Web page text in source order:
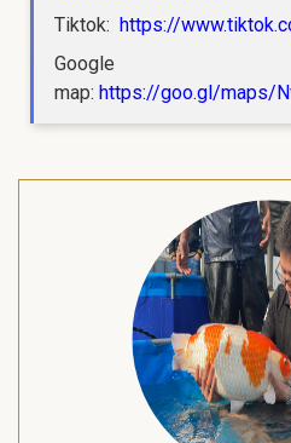
Tiktok: https://
Google
map: https://goo.gl/maps/